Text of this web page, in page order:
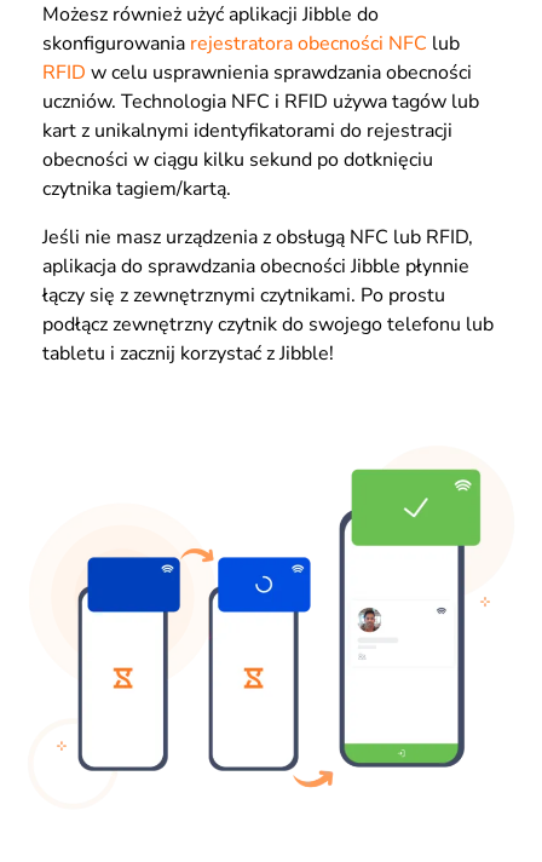
Możesz również użyć aplikacji Jibble do
skonfigurowania rejestratora obecności NFC lub
RFID w celu usprawnienia sprawdzania obecności
uczniów. Technologia NFC i RFID używa tagów lub
kart z unikalnymi identyfikatorami do rejestracji
obecności w ciągu kilku sekund po dotknięciu
czytnika tagiem/kartą.
Jeśli nie masz urządzenia z obsługą NFC lub RFID,
aplikacja do sprawdzania obecności Jibble płynnie
łączy się z zewnętrznymi czytnikami. Po prostu
podłącz zewnętrzny czytnik do swojego telefonu lub
tabletu i zacznij korzystać z Jibble!